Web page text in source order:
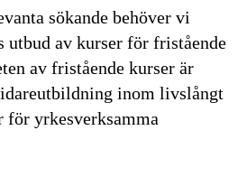
sökande behöver vi
utbud av kurser för fristående
av fristående kurser är
inom livslångt
för yrkesverksamma